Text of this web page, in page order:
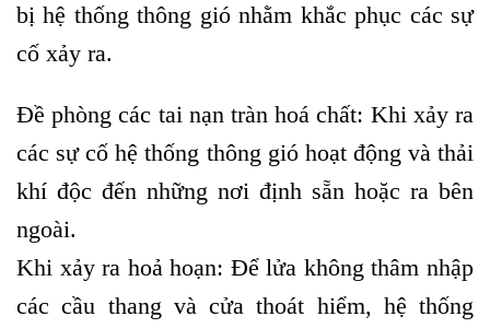
bị hệ thống thông gió nhằm khắc phục các sự
cố xảy ra.
Đề phòng các tai nạn tràn hoá chất: Khi xảy ra
các sự cố hệ thống thông gió hoạt động và thải
khí độc đến những nơi định sẵn hoặc ra bên
ngoài.
Khi xảy ra hoả hoạn: Để lửa không thâm nhập
các cầu thang và cửa thoát hiểm, hệ thống